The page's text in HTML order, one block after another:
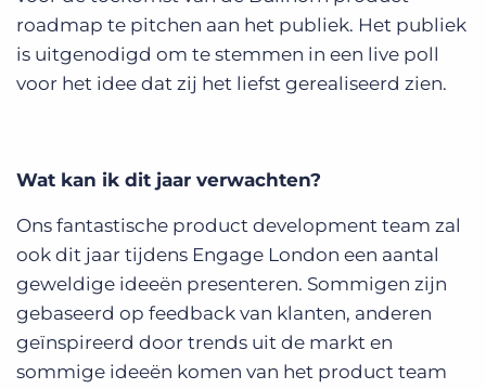
roadmap te pitchen aan het publiek. Het publiek
is uitgenodigd om te stemmen in een live poll
voor het idee dat zij het liefst gerealiseerd zien.
Wat kan ik dit jaar verwachten?
Ons fantastische product development team zal
ook dit jaar tijdens Engage London een aantal
geweldige ideeën presenteren. Sommigen zijn
gebaseerd op feedback van klanten, anderen
geïnspireerd door trends uit de markt en
sommige ideeën komen van het product team